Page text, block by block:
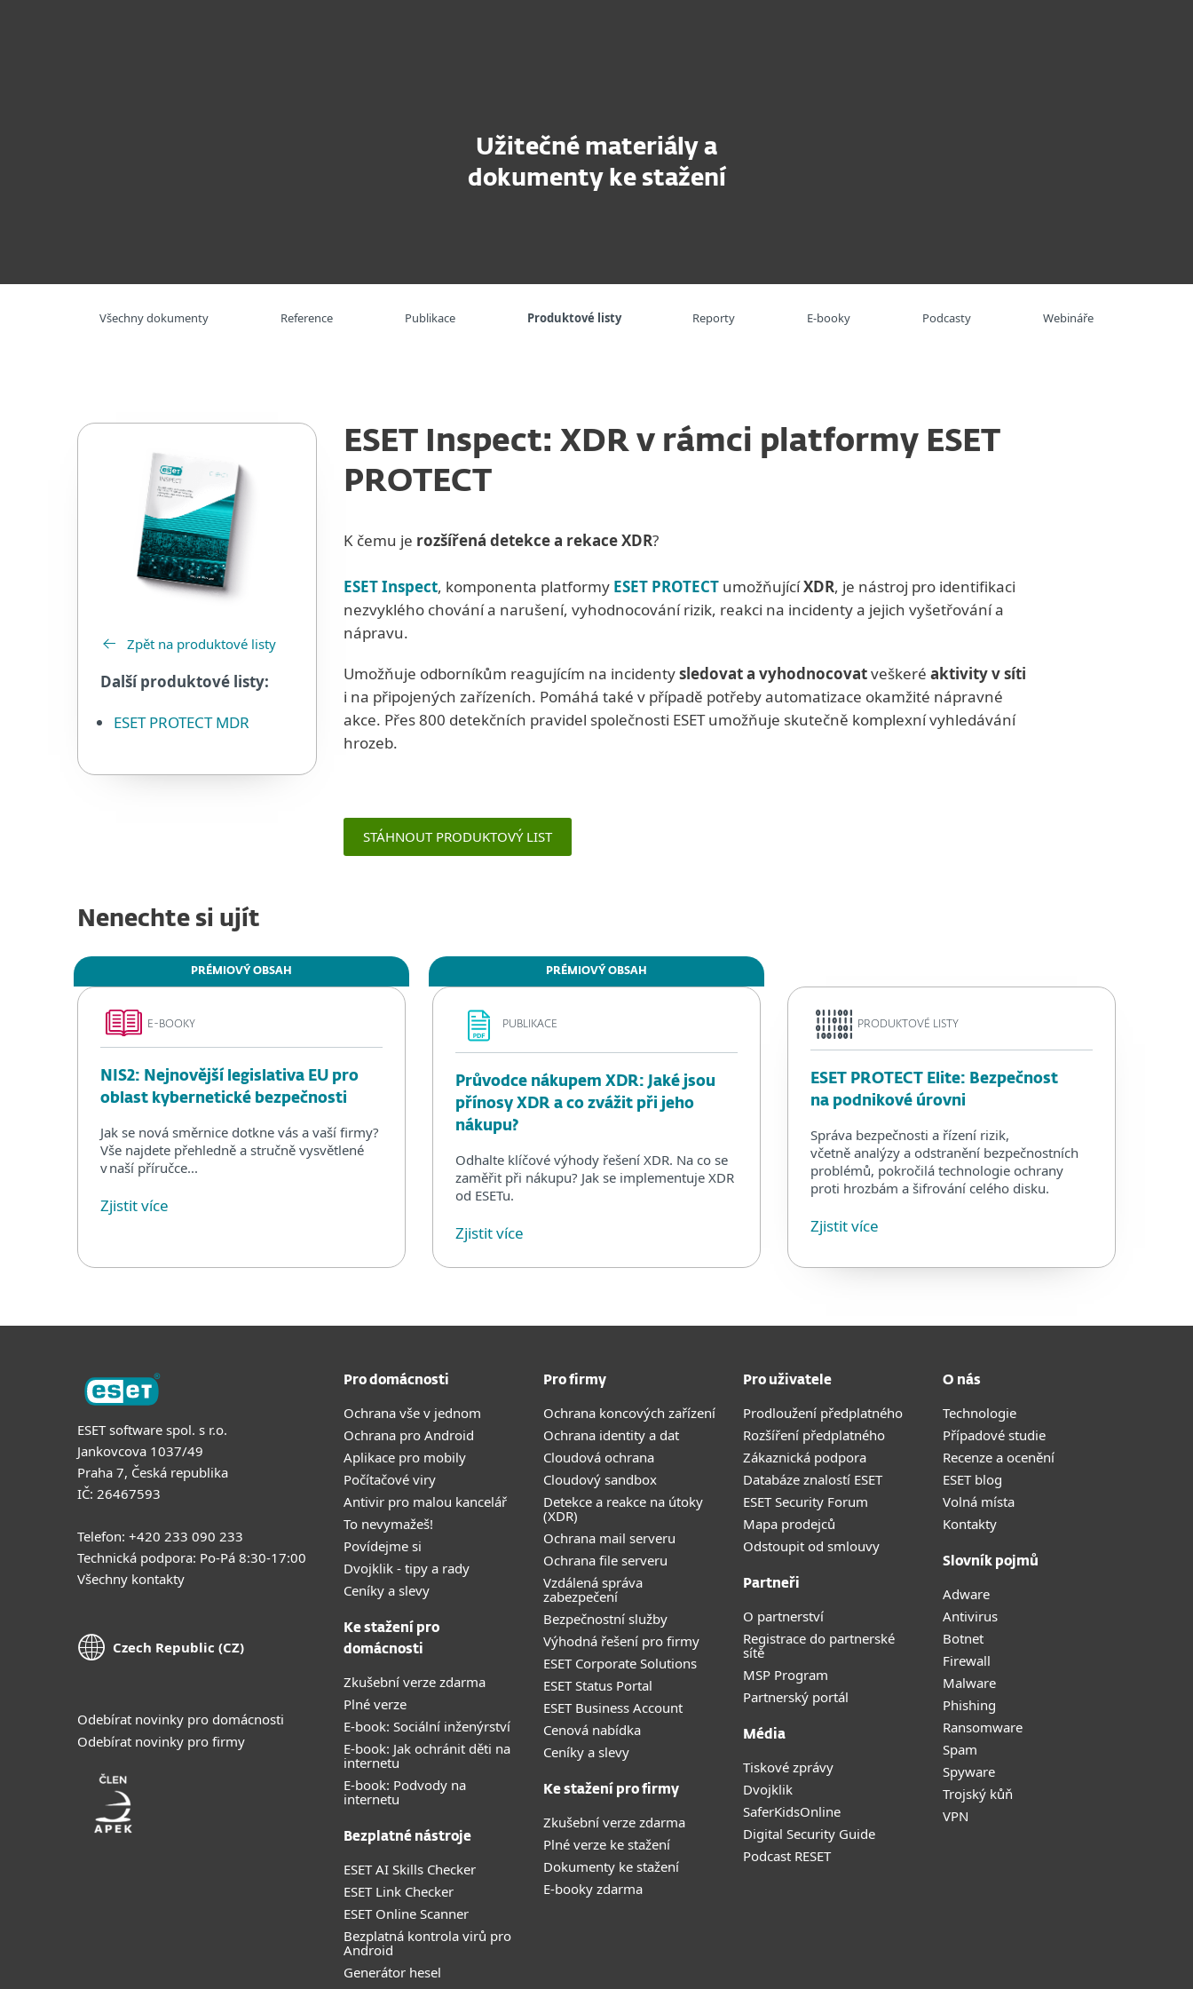
Užitečné materiály a
dokumenty ke stažení
Všechny dokumenty Reference Publikace Produktové listy Reporty E-booky Podcasty Webináře
Zpět na produktové listy
Další produktové listy:
ESET PROTECT MDR
ESET Inspect: XDR v rámci platformy ESET
PROTECT
K čemu je rozšířená detekce a rekace XDR?
ESET Inspect, komponenta platformy ESET PROTECT umožňujícíXDR, je nástroj pro identifikaci
nezvyklého chování a narušení, vyhodnocování rizik, reakci na incidenty a jejich vyšetřování a
nápravu.
Umožňuje odborníkům reagujícím na incidentysledovat a vyhodnocovatveškeré aktivity v síti
i na připojených zařízeních. Pomáhá také v případě potřeby automatizace okamžité nápravné
akce. Přes 800 detekčních pravidel společnosti ESET umožňuje skutečně komplexní vyhledávání
hrozeb.
STÁHNOUT PRODUKTOVÝ LIST
Nenechte si ujít
PRÉMIOVÝ OBSAH
E-BOOKY
NIS2: Nejnovější legislativa EU pro
oblast kybernetické bezpečnosti
Jak se nová směrnice dotkne vás a vaší firmy?
Vše najdete přehledně a stručně vysvětlené
v naší příručce...
Zjistit více
PRÉMIOVÝ OBSAH
PUBLIKACE
Průvodce nákupem XDR: Jaké jsou
přínosy XDR a co zvážit při jeho
nákupu?
Odhalte klíčové výhody řešení XDR. Na co se
zaměřit při nákupu? Jak se implementuje XDR
od ESETu.
Zjistit více
PRODUKTOVÉ LISTY
ESET PROTECT Elite: Bezpečnost
na podnikové úrovni
Správa bezpečnosti a řízení rizik,
včetně analýzy a odstranění bezpečnostních
problémů, pokročilá technologie ochrany
proti hrozbám a šifrování celého disku.
Zjistit více
ESET software spol. s r.o.
Jankovcova 1037/49
Praha 7, Česká republika
IČ: 26467593
Telefon: +420 233 090 233
Technická podpora: Po-Pá 8:30-17:00
Všechny kontakty
Czech Republic (CZ)
Odebírat novinky pro domácnosti
Odebírat novinky pro firmy
Pro domácnosti
Ochrana vše v jednom
Ochrana pro Android
Aplikace pro mobily
Počítačové viry
Antivir pro malou kancelář
To nevymažeš!
Povídejme si
Dvojklik - tipy a rady
Ceníky a slevy
Ke stažení pro
domácnosti
Zkušební verze zdarma
Plné verze
E-book: Sociální inženýrství
E-book: Jak ochránit děti na
internetu
E-book: Podvody na
internetu
Bezplatné nástroje
ESET AI Skills Checker
ESET Link Checker
ESET Online Scanner
Bezplatná kontrola virů pro
Android
Generátor hesel
Pro firmy
Ochrana koncových zařízení
Ochrana identity a dat
Cloudová ochrana
Cloudový sandbox
Detekce a reakce na útoky
(XDR)
Ochrana mail serveru
Ochrana file serveru
Vzdálená správa
zabezpečení
Bezpečnostní služby
Výhodná řešení pro firmy
ESET Corporate Solutions
ESET Status Portal
ESET Business Account
Cenová nabídka
Ceníky a slevy
Ke stažení pro firmy
Zkušební verze zdarma
Plné verze ke stažení
Dokumenty ke stažení
E-booky zdarma
Pro uživatele
Prodloužení předplatného
Rozšíření předplatného
Zákaznická podpora
Databáze znalostí ESET
ESET Security Forum
Mapa prodejců
Odstoupit od smlouvy
Partneři
O partnerství
Registrace do partnerské
sítě
MSP Program
Partnerský portál
Média
Tiskové zprávy
Dvojklik
SaferKidsOnline
Digital Security Guide
Podcast RESET
O nás
Technologie
Případové studie
Recenze a ocenění
ESET blog
Volná místa
Kontakty
Slovník pojmů
Adware
Antivirus
Botnet
Firewall
Malware
Phishing
Ransomware
Spam
Spyware
Trojský kůň
VPN